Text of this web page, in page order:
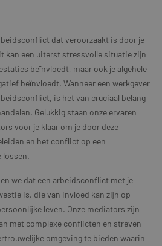
dat veroorzaakt is door je
kan een uiterst stressvolle situatie zijn
beïnvloedt, maar ook je algehele
beïnvloedt. Wanneer een werkgever
is het van cruciaal belang
Gelukkig staan onze ervaren
voor je klaar om je door deze
en het conflict op een
lossen.
we dat een arbeidsconflict met je
is, die van invloed kan zijn op
leven. Onze mediators zijn
met complexe conflicten en streven
omgeving te bieden waarin